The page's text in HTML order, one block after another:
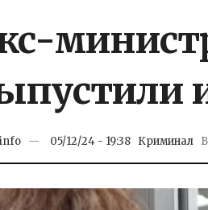
05/12/24 - 19:38 Криминал